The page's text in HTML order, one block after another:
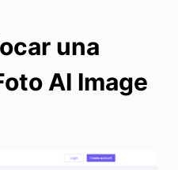
una
AI Image